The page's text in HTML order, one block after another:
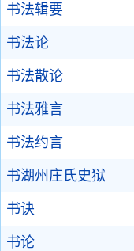
书法辑要
书法论
书法散论
书法雅言
书法约言
书湖州庄氏史狱
书诀
书论